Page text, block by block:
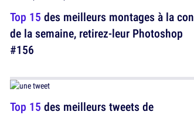
Top 15 des meilleurs montages à la con
de la semaine, retirez-leur Photoshop
#156
Top 15 des meilleurs tweets de